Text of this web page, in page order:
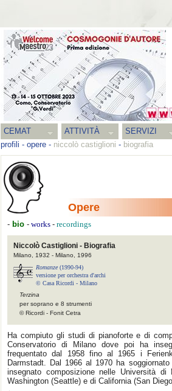
CEMAT ATTIVITÀ SERVIZI
profili - opere - niccolò castiglioni - biografia
Opere
- bio - works - recordings
Niccolò Castiglioni - Biografia
Milano, 1932 - Milano, 1996
Romanze (1990-94)
versione per orchestra d'archi
© Casa Ricordi - Milano
Terzina
per soprano e 8 strumenti
© Ricordi - Fonit Cetra
Ha compiuto gli studi di pianoforte e di
Conservatorio di Milano dove poi ha
frequentato dal 1958 fino al 1965 i
Darmstadt. Dal 1966 al 1970 ha
insegnato composizione nelle Università di
Washington (Seattle) e di California (San